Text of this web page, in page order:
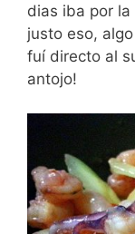
dias iba por
justo eso,
fuí directo al
antojo!